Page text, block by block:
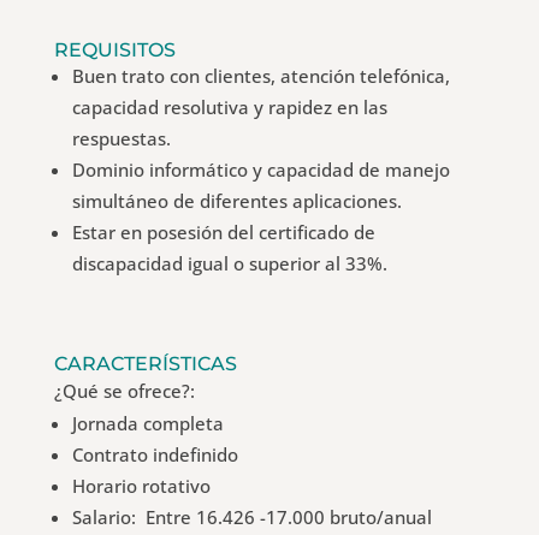
REQUISITOS
Buen trato con clientes, atención telefónica,
capacidad resolutiva y rapidez en las
respuestas.
Dominio informático y capacidad de manejo
simultáneo de diferentes aplicaciones.
Estar en posesión del certificado de
discapacidad igual o superior al 33%.
CARACTERÍSTICAS
¿Qué se ofrece?:
Jornada completa
Contrato indefinido
Horario rotativo
Salario: Entre 16.426 -17.000 bruto/anual